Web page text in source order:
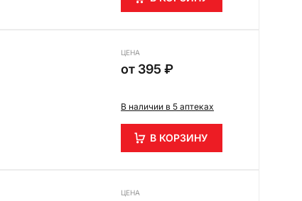
ЦЕНА
от 395 ₽
В наличии в 5 аптеках
В КОРЗИНУ
ЦЕНА